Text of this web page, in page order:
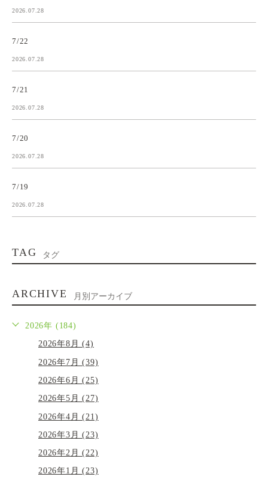
2026.07.28
7/22
2026.07.28
7/21
2026.07.28
7/20
2026.07.28
7/19
2026.07.28
TAG タグ
ARCHIVE 月別アーカイブ
2026年 (184)
2026年8月 (4)
2026年7月 (39)
2026年6月 (25)
2026年5月 (27)
2026年4月 (21)
2026年3月 (23)
2026年2月 (22)
2026年1月 (23)